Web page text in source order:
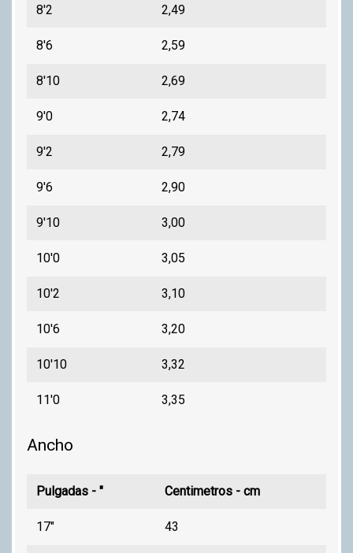
8'2 2,49
8'6 2,59
8'10 2,69
9'0 2,74
9'2 2,79
9'6 2,90
9'10 3,00
10'0 3,05
10'2 3,10
10'6 3,20
10'10 3,32
11'0 3,35
Ancho
Pulgadas - " Centimetros - cm
17" 43